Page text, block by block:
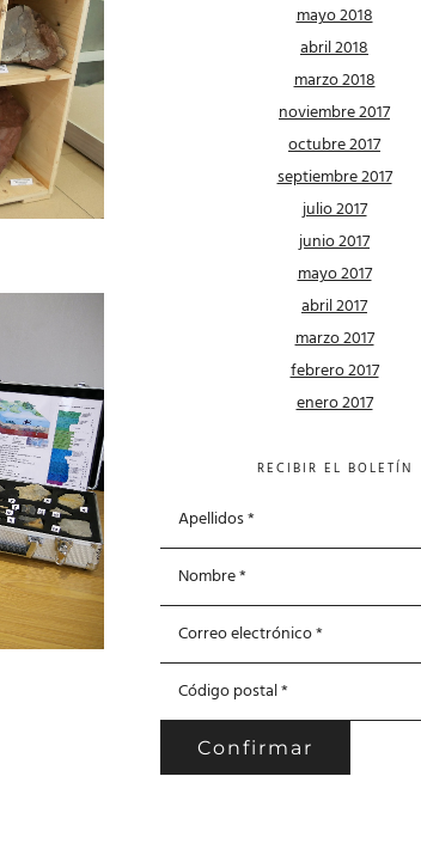
mayo 2018
abril 2018
marzo 2018
noviembre 2017
octubre 2017
septiembre 2017
julio 2017
junio 2017
mayo 2017
abril 2017
marzo 2017
febrero 2017
enero 2017
RECIBIR EL BOLETÍN